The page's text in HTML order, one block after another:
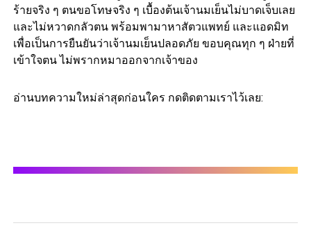
ร้ายจริง ๆ ตนขอโทษจริง ๆ เบื้องต้นเจ้านมเย็นไม่บาดเจ็บเลย
และไม่หวาดกลัวตน พร้อมพามาหาสัตวแพทย์ และแอดมิท
เพื่อเป็นการยืนยันว่าเจ้านมเย็นปลอดภัย ขอบคุณทุก ๆ ฝ่ายที่
เข้าใจตน ไม่พรากหมาออกจากเจ้าของ
อ่านบทความใหม่ล่าสุดก่อนใคร กดติดตามเราไว้เลย: